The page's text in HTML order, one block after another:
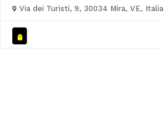
Via dei Turisti, 9, 30034 Mira, VE, Italia